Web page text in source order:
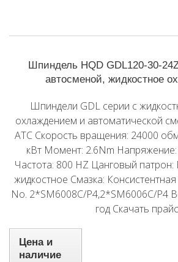
Шпиндель HQD GDL120-30-
автосменой, жидкостное
Шпиндели GDL серии с
охлаждением и автоматической
ATC Скорость вращения: 24000
кВт Момент: 2.6Nm Напряжение:
Частота: 800 HZ Цанговый
жидкостное Смазка:
No. 2*SM6008C/P4,2*SM6006C/P4
год Скачать прайс
Цена и
наличие